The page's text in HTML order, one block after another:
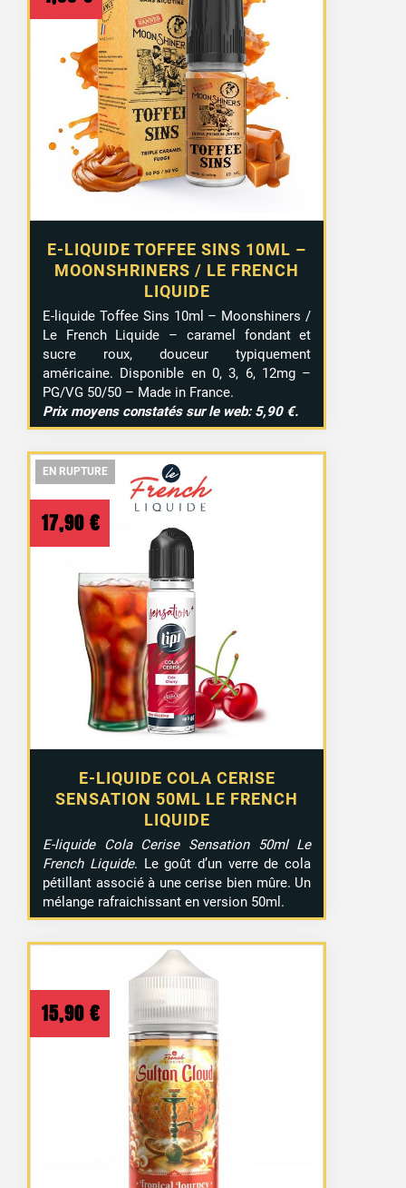
E-LIQUIDE TOFFEE SINS 10ML –
MOONSHRINERS / LE FRENCH
LIQUIDE
E-liquide Toffee Sins 10ml – Moonshiners /
Le French Liquide – caramel fondant et
sucre roux, douceur typiquement
américaine. Disponible en 0, 3, 6, 12mg –
PG/VG 50/50 – Made in France.
Prix moyens constatés sur le web: 5,90 €.
EN RUPTURE
EN RUPTURE
E-LIQUIDE COLA CERISE
SENSATION 50ML LE FRENCH
LIQUIDE
17,90 €
E-liquide Cola Cerise Sensation 50ml Le
French Liquide. Le goût d’un verre de cola
pétillant associé à une cerise bien mûre. Un
mélange rafraichissant en version 50ml.
EN RUPTURE
15,90 €